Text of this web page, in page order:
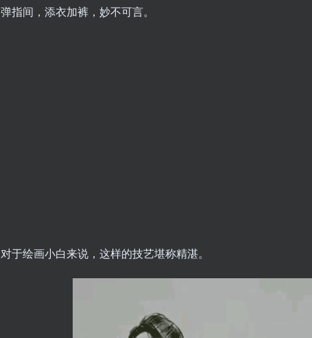
弹指间，添衣加裤，妙不可言。
对于绘画小白来说，这样的技艺堪称精湛。